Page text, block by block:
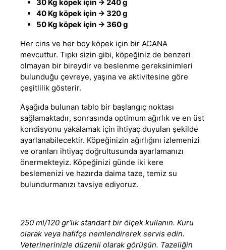
30 Kg köpek için -> 240 g
40 Kg köpek için -> 320 g
50 Kg köpek için -> 360 g
Her cins ve her boy köpek için bir ACANA
mevcuttur. Tıpkı sizin gibi, köpeğiniz de benzeri
olmayan bir bireydir ve beslenme gereksinimleri
bulunduğu çevreye, yaşına ve aktivitesine göre
çeşitlilik gösterir.
Aşağıda bulunan tablo bir başlangıç noktası
sağlamaktadır, sonrasında optimum ağırlık ve en üst
kondisyonu yakalamak için ihtiyaç duyulan şekilde
ayarlanabilecektir. Köpeğinizin ağırlığını izlemenizi
ve oranları ihtiyaç doğrultusunda ayarlamanızı
önermekteyiz. Köpeğinizi günde iki kere
beslemenizi ve hazırda daima taze, temiz su
bulundurmanızı tavsiye ediyoruz.
250 ml/120 gr‘lık standart bir ölçek kullanın. Kuru
olarak veya hafifçe nemlendirerek servis edin.
Veterinerinizle düzenli olarak görüşün. Tazeliğin